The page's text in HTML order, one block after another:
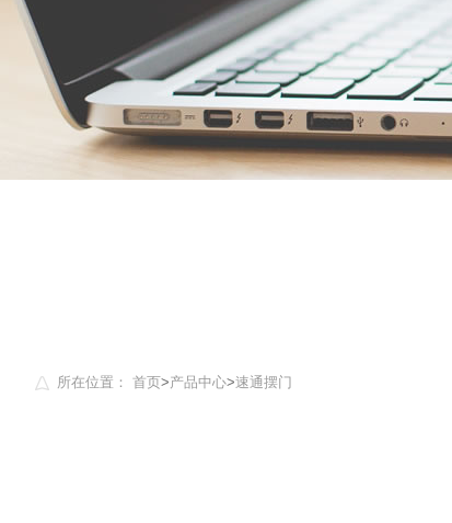
所在位置： 首页>产品中心>速通摆门